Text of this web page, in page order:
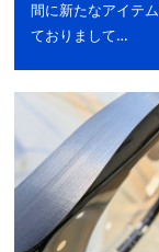
間に新たなアイテ
ておりまして…